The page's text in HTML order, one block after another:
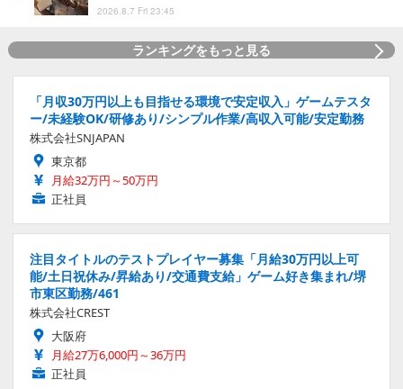
2026.8.7 Fri 23:45
ランキングをもっと見る
「月収30万円以上も目指せる環境で安定収入」ゲームテスタ
ー/未経験OK/研修あり/シンプル作業/高収入可能/安定勤務
株式会社SNJAPAN
東京都
月給32万円～50万円
正社員
注目タイトルのテストプレイヤー募集「月給30万円以上可
能/土日祝休み/昇給あり/交通費支給」ゲーム好き集まれ/堺
市東区勤務/461
株式会社CREST
大阪府
月給27万6,000円～36万円
正社員